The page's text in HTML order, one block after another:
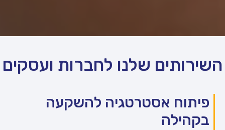
השירותים שלנו לחברות ועסקים
פיתוח אסטרטגיה להשקעה
בקהילה